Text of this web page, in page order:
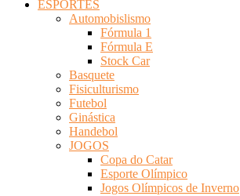
ESPORTES
Automobislismo
Fórmula 1
Fórmula E
Stock Car
Basquete
Fisiculturismo
Futebol
Ginástica
Handebol
JOGOS
Copa do Catar
Esporte Olímpico
Jogos Olímpicos de Inverno